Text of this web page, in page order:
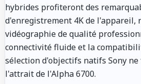
hybrides profiteront des
d'enregistrement 4K de l'appareil,
vidéographie de qualité
connectivité fluide et la
sélection d'objectifs natifs Sony
l'attrait de l'Alpha 6700.